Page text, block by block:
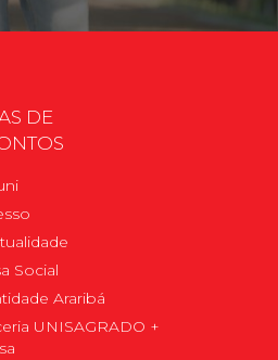
DE
Social
Araribá
UNISAGRADO +